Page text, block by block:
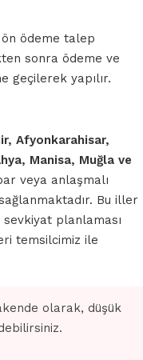
ödeme talep
sonra ödeme ve
geçilerek yapılır.
Afyonkarahisar,
Manisa, Muğla ve
veya anlaşmalı
Bu iller
planlaması
temsilcimiz ile
olarak, düşük